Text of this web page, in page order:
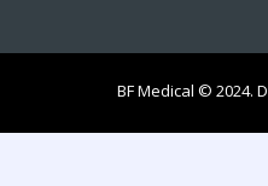
BF Medical © 2024.